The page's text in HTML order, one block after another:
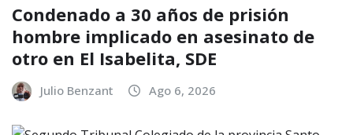
Condenado a 30 años de prisión
hombre implicado en asesinato de
otro en El Isabelita, SDE
Julio Benzant Ago 6, 2026